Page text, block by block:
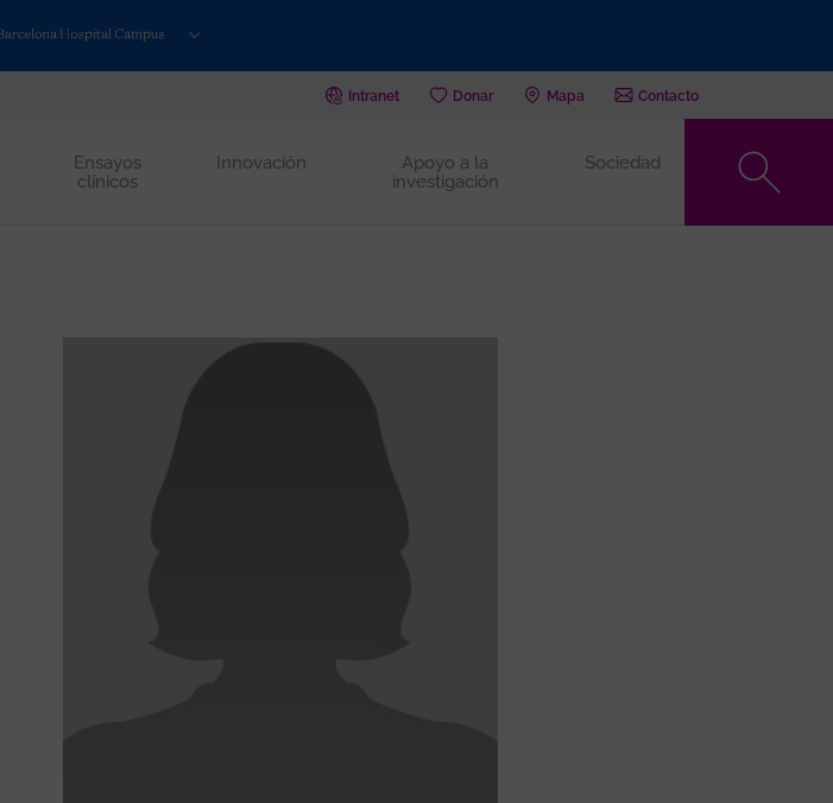
Intranet Donar Mapa Contacto
Ensayos
clínicos
Innovación
Apoyo a la
investigación
Sociedad